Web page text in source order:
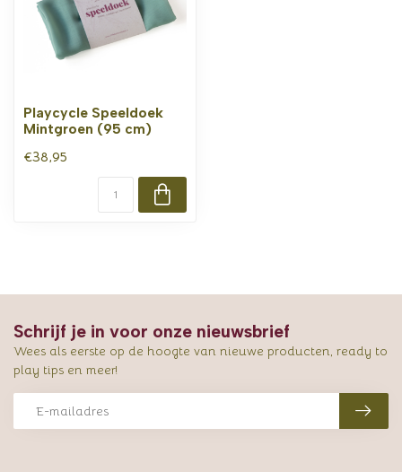
Playcycle Speeldoek
Mintgroen (95 cm)
€38,95
Schrijf je in voor onze nieuwsbrief
Wees als eerste op de hoogte van nieuwe producten, ready to
play tips en meer!